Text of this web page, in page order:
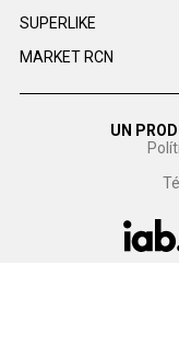
SUPERLIKE
MARKET RCN
UN